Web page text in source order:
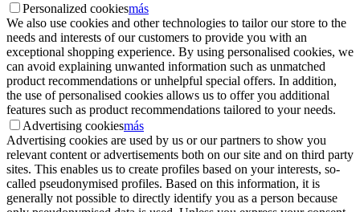
Personalized cookiesmás
We also use cookies and other technologies to tailor our store to the
needs and interests of our customers to provide you with an
exceptional shopping experience. By using personalised cookies, we
can avoid explaining unwanted information such as unmatched
product recommendations or unhelpful special offers. In addition,
the use of personalised cookies allows us to offer you additional
features such as product recommendations tailored to your needs.
Advertising cookiesmás
Advertising cookies are used by us or our partners to show you
relevant content or advertisements both on our site and on third party
sites. This enables us to create profiles based on your interests, so-
called pseudonymised profiles. Based on this information, it is
generally not possible to directly identify you as a person because